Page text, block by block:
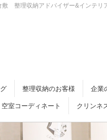
敷 整理収納アドバイザー&インテ
整理収納のお客様 企業
室コーディネート クリンネ